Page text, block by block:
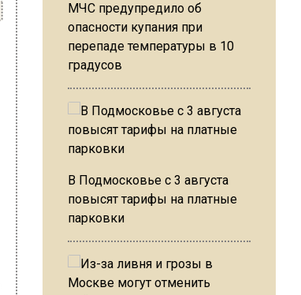
МЧС предупредило об
опасности купания при
перепаде температуры в 10
градусов
В Подмосковье с 3 августа
повысят тарифы на платные
парковки